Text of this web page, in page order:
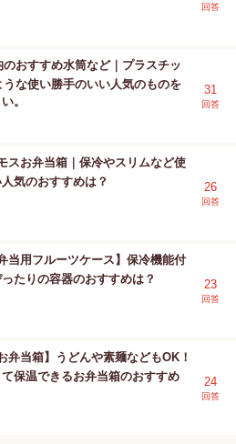
回答
のおすすめ水筒など｜プラスチッ
うな使い勝手のいい人気のものを
。
31
回答
スお弁当箱｜保冷やスリムなど使
気のおすすめは？
26
回答
弁当用フルーツケース】保冷機能付
たりの容器のおすすめは？
23
回答
弁当箱】うどんや素麺などもOK！
保温できるお弁当箱のおすすめ
24
回答